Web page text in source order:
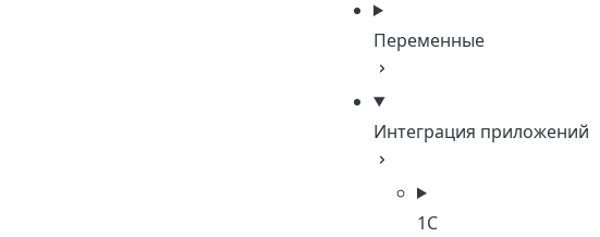
Переменные
Интеграция приложений
1С